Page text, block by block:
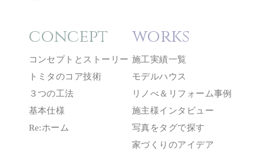
concept
コンセプトとストーリー
トミタのコア技術
３つの工法
基本仕様
Re:ホーム
works
施工実績一覧
モデルハウス
リノべ＆リフォーム事例
施主様インタビュー
写真をタグで探す
家づくりのアイデア